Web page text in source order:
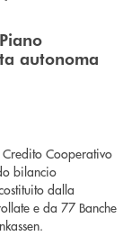
autonoma
Credito Cooperativo
bilancio
dalla
e da 77 Banche